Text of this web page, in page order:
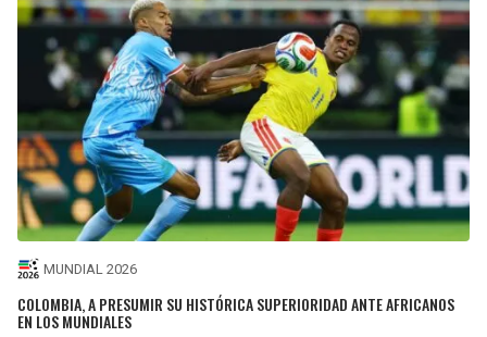
MUNDIAL 2026
COLOMBIA, A PRESUMIR SU HISTÓRICA SUPERIORIDAD ANTE AFRICANOS
EN LOS MUNDIALES